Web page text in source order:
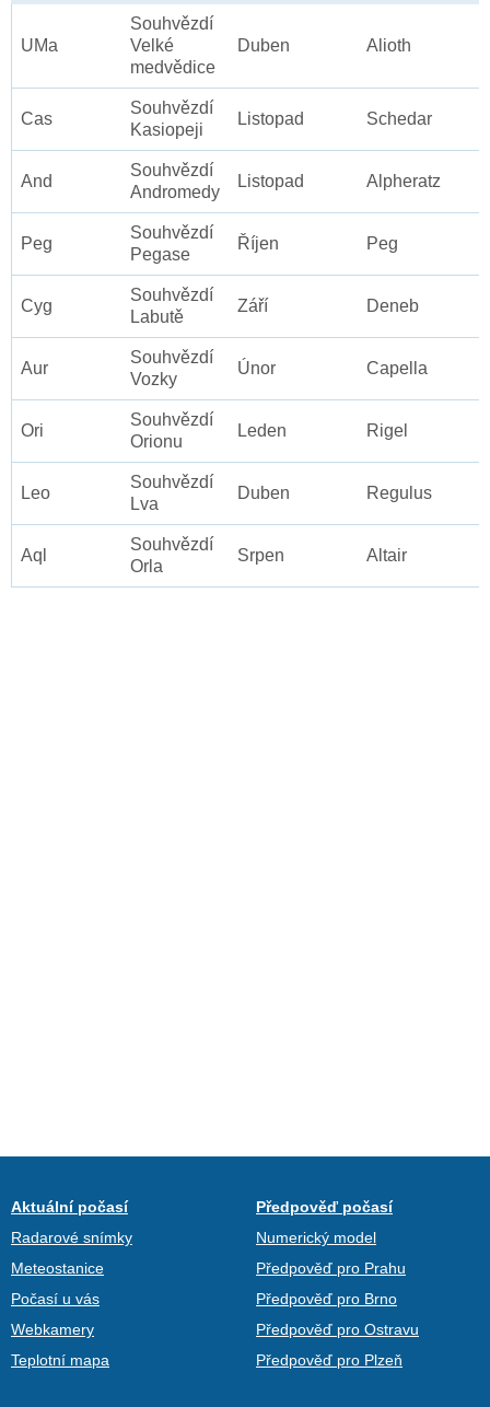
UMa
Souhvězdí
Velké
medvědice
Duben Alioth
Cas
Souhvězdí
Kasiopeji
Listopad Schedar
And
Souhvězdí
Andromedy
Listopad Alpheratz
Peg
Souhvězdí
Pegase
Říjen Peg
Cyg
Souhvězdí
Labutě
Září Deneb
Aur
Souhvězdí
Vozky
Únor Capella
Ori
Souhvězdí
Orionu
Leden Rigel
Leo
Souhvězdí
Lva
Duben Regulus
Aql
Souhvězdí
Orla
Srpen Altair
Aktuální počasí
Radarové snímky
Meteostanice
Počasí u vás
Webkamery
Teplotní mapa
Předpověď počasí
Numerický model
Předpověď pro Prahu
Předpověď pro Brno
Předpověď pro Ostravu
Předpověď pro Plzeň